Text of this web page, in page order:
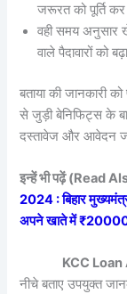
जरूरत को पूर्ति
वही समय अनुसार
वाले पैदावारों को
बताया की जानकारी
से जुड़ी बेनिफिट्स के
दस्तावेज और आवेदन
इन्हें भी पढ़ें (Read
2024 : बिहार
अपने खाते में ₹20000
KCC
नीचे बताए उपयुक्त